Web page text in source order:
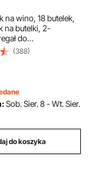
na wino, 18 butelek,
na butelki, 2-
do
wykonany z
bambusowego,
na wino, półki
do kuchni, baru i
naturalny)
(388)
Sob. Sier. 8 - Wt. Sier.
do koszyka